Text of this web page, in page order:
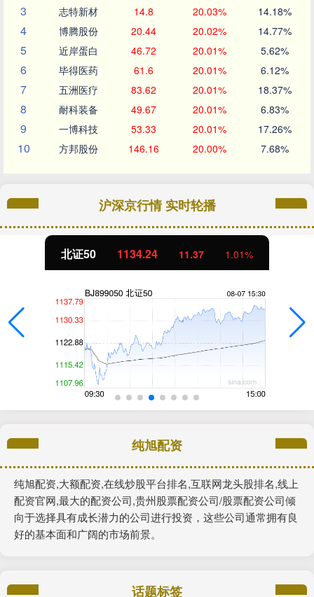
3 志特新材 14.8 20.03% 14.18%
4 博腾股份 20.44 20.02% 14.77%
5 近岸蛋白 46.72 20.01% 5.62%
6 毕得医药 61.6 20.01% 6.12%
7 五洲医疗 83.62 20.01% 18.37%
8 耐科装备 49.67 20.01% 6.83%
9 一博科技 53.33 20.01% 17.26%
10 方邦股份 146.16 20.00% 7.68%
沪深京行情 实时轮播
北证50 1134.24 11.37 1.01%
纯旭配资
纯旭配资,大额配资,在线炒股平台排名,互联网龙头股排名,线上
配资官网,最大的配资公司,贵州股票配资公司/股票配资公司倾
向于选择具有成长潜力的公司进行投资，这些公司通常拥有良
好的基本面和广阔的市场前景。
话题标签